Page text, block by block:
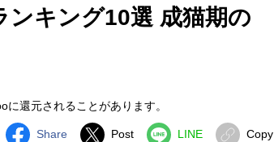
キング10選 成猫期の
還元されることがあります。
Share Post LINE Copy